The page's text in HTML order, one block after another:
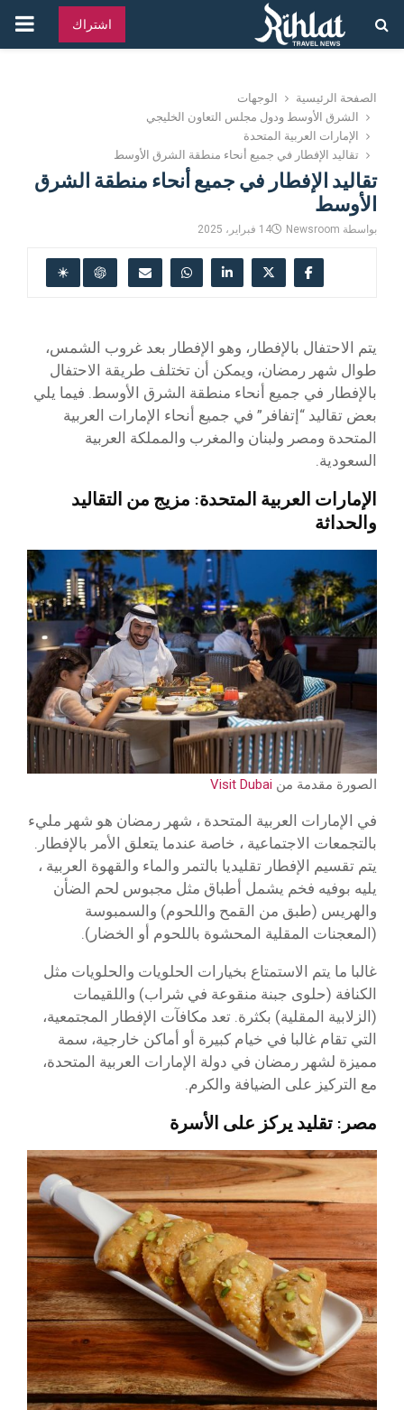
اشتراك
الصفحة الرئيسية
الوجهات
الشرق الأوسط ودول مجلس التعاون الخليجي
الإمارات العربية المتحدة
تقاليد الإفطار في جميع أنحاء منطقة الشرق الأوسط
تقاليد الإفطار في جميع أنحاء منطقة الشرق
الأوسط
بواسطة Newsroom 14 فبراير، 2025
يتم الاحتفال بالإفطار، وهو الإفطار بعد غروب الشمس،
طوال شهر رمضان، ويمكن أن تختلف طريقة الاحتفال
بالإفطار في جميع أنحاء منطقة الشرق الأوسط. فيما يلي
بعض تقاليد “إتفافر” في جميع أنحاء الإمارات العربية
المتحدة ومصر ولبنان والمغرب والمملكة العربية
السعودية.
الإمارات العربية المتحدة: مزيج من التقاليد
والحداثة
الصورة مقدمة من Visit Dubai
في الإمارات العربية المتحدة ، شهر رمضان هو شهر مليء
بالتجمعات الاجتماعية ، خاصة عندما يتعلق الأمر بالإفطار.
يتم تقسيم الإفطار تقليديا بالتمر والماء والقهوة العربية ،
يليه بوفيه فخم يشمل أطباق مثل مجبوس لحم الضأن
والهريس (طبق من القمح واللحوم) والسمبوسة
(المعجنات المقلية المحشوة باللحوم أو الخضار).
غالبا ما يتم الاستمتاع بخيارات الحلويات والحلويات مثل
الكنافة (حلوى جبنة منقوعة في شراب) واللقيمات
(الزلابية المقلية) بكثرة. تعد مكافآت الإفطار المجتمعية،
التي تقام غالبا في خيام كبيرة أو أماكن خارجية، سمة
مميزة لشهر رمضان في دولة الإمارات العربية المتحدة،
مع التركيز على الضيافة والكرم.
مصر: تقليد يركز على الأسرة